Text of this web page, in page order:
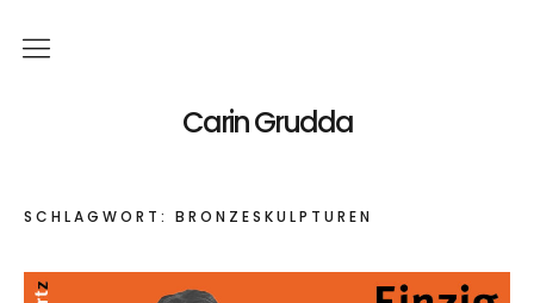
Carin Grudda
Deutsch
English(Englisch)
News
SCHLAGWORT: BRONZESKULPTUREN